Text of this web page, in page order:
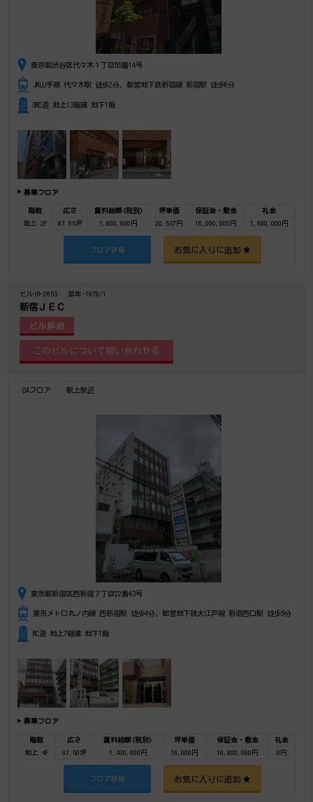
東京都渋谷区代々木１丁目55番14号
JR山手線 代々木駅 徒歩2分、都営地下鉄新宿線 新宿駅 徒歩6分
SRC造 地上13階建 地下1階
募集フロア
階数 広さ 賃料総額(税別) 坪単価 保証金・敷金
礼金
地上 2F
87.65坪 1,800,000円 20,537円 16,000,000円 1,600,000円
フロア詳細 お気に入りに追加
ビルID-2653 築年-1978/1
新宿ＪＥＣ
ビル詳細
OAフロア 駅上駅近
東京都新宿区西新宿７丁目22番43号
東京メトロ丸ノ内線 西新宿駅 徒歩4分、都営地下鉄大江戸線 新宿西口駅 徒歩5分
RC造 地上7階建 地下1階
募集フロア
階数 広さ 賃料総額(税別) 坪単価 保証金・敷金
礼金
地上 4F
87.50坪 1,400,000円 16,000円 16,800,000円 0円
フロア詳細 お気に入りに追加